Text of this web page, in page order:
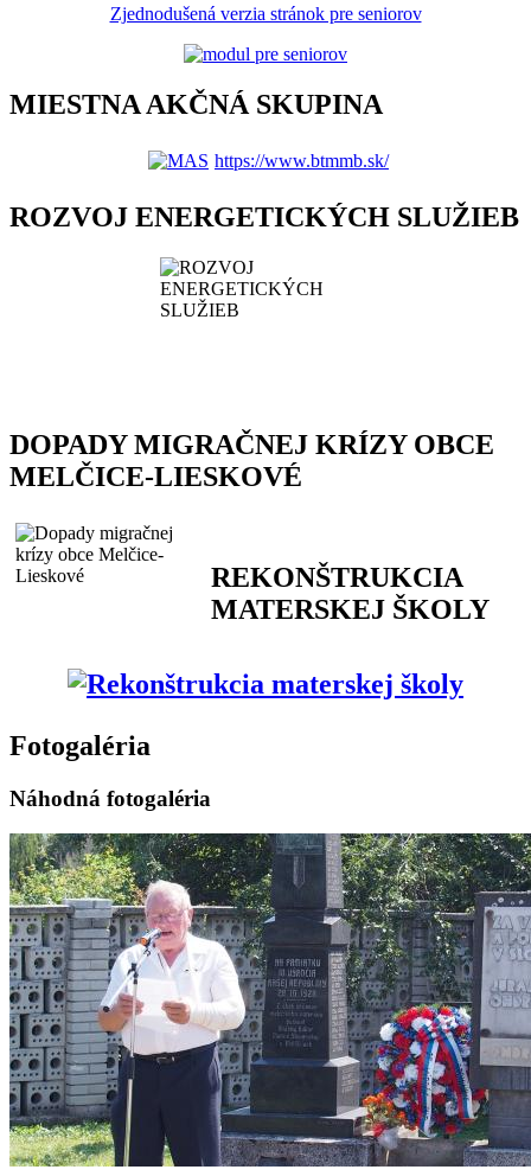
Zjednodušená verzia stránok pre seniorov
MIESTNA AKČNÁ SKUPINA
https://www.btmmb.sk/
ROZVOJ ENERGETICKÝCH SLUŽIEB
DOPADY MIGRAČNEJ KRÍZY OBCE
MELČICE-LIESKOVÉ
REKONŠTRUKCIA
MATERSKEJ ŠKOLY
Fotogaléria
Náhodná fotogaléria